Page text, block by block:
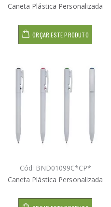
Caneta Plástica Personalizada
ORÇAR ESTE PRODUTO
Cód: BND01099C*CP*
Caneta Plástica Personalizada